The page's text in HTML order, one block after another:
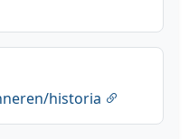
historia